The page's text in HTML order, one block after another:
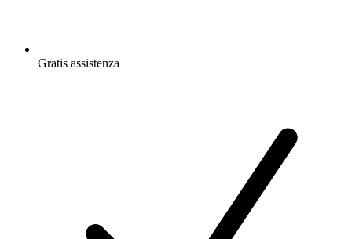
Gratis assistenza